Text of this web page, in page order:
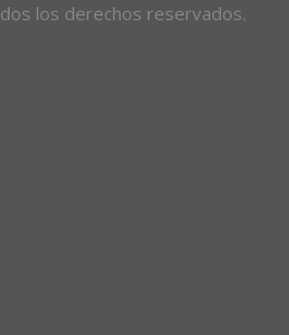
los derechos reservados.